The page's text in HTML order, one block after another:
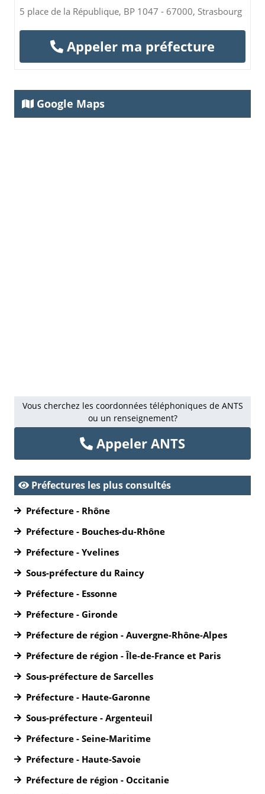
5 place de la République, BP 1047 - 67000, Strasbourg
Appeler ma préfecture
Google Maps
Vous cherchez les coordonnées téléphoniques de ANTS
ou un renseignement?
Appeler ANTS
Préfectures les plus consultés
Préfecture - Rhône
Préfecture - Bouches-du-Rhône
Préfecture - Yvelines
Sous-préfecture du Raincy
Préfecture - Essonne
Préfecture - Gironde
Préfecture de région - Auvergne-Rhône-Alpes
Préfecture de région - Île-de-France et Paris
Sous-préfecture de Sarcelles
Préfecture - Haute-Garonne
Sous-préfecture - Argenteuil
Préfecture - Seine-Maritime
Préfecture - Haute-Savoie
Préfecture de région - Occitanie